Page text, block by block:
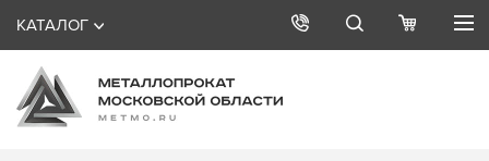
КАТАЛОГ